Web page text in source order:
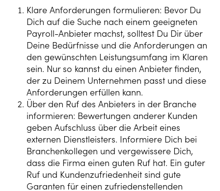
Klare Anforderungen formulieren: Bevor Du
Dich auf die Suche nach einem geeigneten
Payroll-Anbieter machst, solltest Du Dir über
Deine Bedürfnisse und die Anforderungen an
den gewünschten Leistungsumfang im Klaren
sein. Nur so kannst du einen Anbieter finden,
der zu Deinem Unternehmen passt und diese
Anforderungen erfüllen kann.
Über den Ruf des Anbieters in der Branche
informieren: Bewertungen anderer Kunden
geben Aufschluss über die Arbeit eines
externen Dienstleisters. Informiere Dich bei
Branchenkollegen und vergewissere Dich,
dass die Firma einen guten Ruf hat. Ein guter
Ruf und Kundenzufriedenheit sind gute
Garanten für einen zufriedenstellenden